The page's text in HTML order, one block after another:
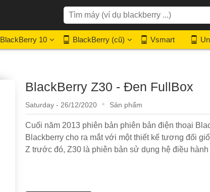
BlackBerry 10 BlackBerry (cũ) Vsmart
BlackBerry Z30 - Đen FullBox
Saturday - 26/12/2020 Sản phẩm
Cuối năm 2013 phiên bản phiên bản điện thoại
Blackberry cho ra mắt với một thiết kế tương đối
Z trước đó, Z30 là phiên bản sử dụng hệ điều hành